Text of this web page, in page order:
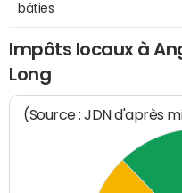
bâties
Impôts locaux à
Long
(Source : JDN d'après